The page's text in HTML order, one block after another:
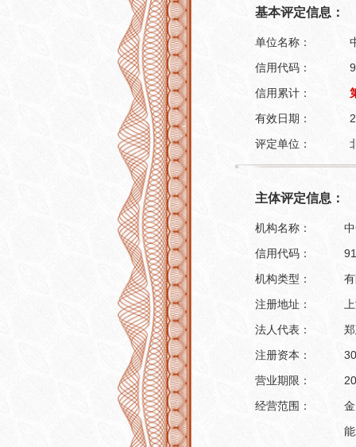
基本评定信息：
单位名称：
信用代码：
信用累计：
有效日期：
评定单位：
主体评定信息：
机构名称：
信用代码：
机构类型：
注册地址：
法人代表：
注册资本：
营业期限：
经营范围：